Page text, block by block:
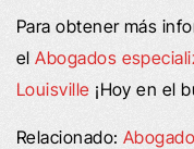
Para obtener más
elAbogados
Louisville ¡Hoy en el
Relacionado: